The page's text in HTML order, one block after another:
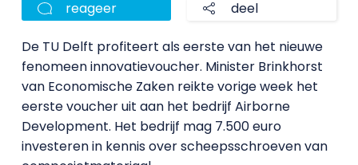
reageer deel
De TU Delft profiteert als eerste van het nieuwe
fenomeen innovatievoucher. Minister Brinkhorst
van Economische Zaken reikte vorige week het
eerste voucher uit aan het bedrijf Airborne
Development. Het bedrijf mag 7.500 euro
investeren in kennis over scheepsschroeven van